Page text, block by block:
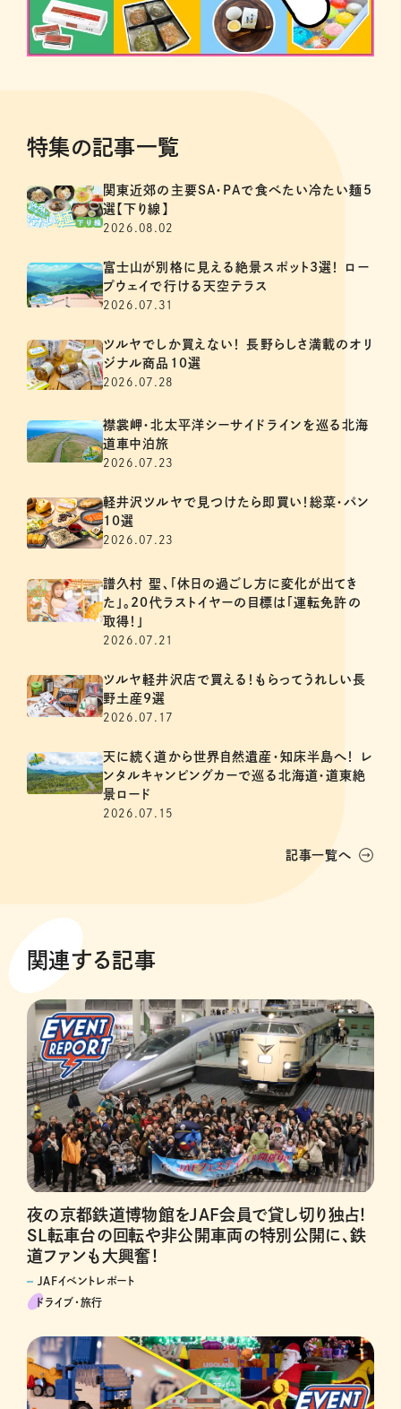
特集の記事一覧
関東近郊の主要SA・PAで食べたい冷たい麺5
選【下り線】
2026.08.02
富士山が別格に見える絶景スポット3選！ ロー
プウェイで行ける天空テラス
2026.07.31
ツルヤでしか買えない！ 長野らしさ満載のオリ
ジナル商品10選
2026.07.28
襟裳岬・北太平洋シーサイドラインを巡る北海
道車中泊旅
2026.07.23
軽井沢ツルヤで見つけたら即買い！総菜・パン
10選
2026.07.23
譜久村 聖、「休日の過ごし方に変化が出てき
た」。20代ラストイヤーの目標は「運転免許の
取得！」
2026.07.21
ツルヤ軽井沢店で買える！もらってうれしい長
野土産9選
2026.07.17
天に続く道から世界自然遺産・知床半島へ！ レ
ンタルキャンピングカーで巡る北海道・道東絶
景ロード
2026.07.15
記事一覧へ
関連する記事
夜の京都鉄道博物館をJAF会員で貸し切り独占！
SL転車台の回転や非公開車両の特別公開に、鉄
道ファンも大興奮！
JAFイベントレポート
ドライブ･旅行